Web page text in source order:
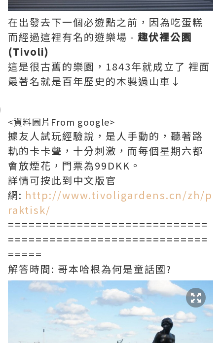
在出發去下一個必遊點之前，因為吃蛋糕
而經過這裡有名的遊樂場 - 趣伏裡公園
(Tivoli)
這是很古舊的樂園，1843年就成立了 裡面
最著名就是百年歷史的木製過山車↓
<資料圖片From google>
據友人試玩經驗說，是人手動的，聽著路
軌的卡卡聲，十分刺激，而每個星期六都
會放煙花，門票為99DKK。
詳情可按此到中文版官
網: http://www.tivoligardens.cn/zh/p
raktisk/
=============================
=============================
=====
解答時間: 哥本哈根為何是童話國?